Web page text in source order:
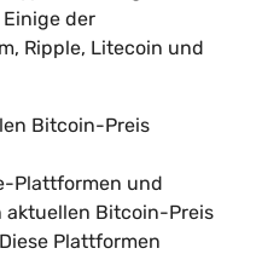
der
Ripple, Litecoin und
Bitcoin-Preis
Plattformen und
aktuellen Bitcoin-Preis
Plattformen